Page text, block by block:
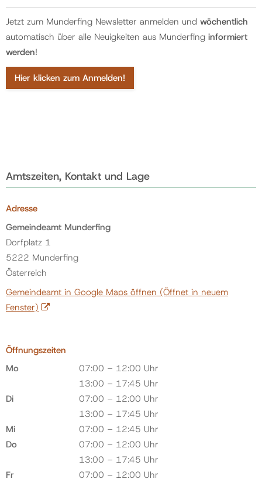
Jetzt zum Munderfing Newsletter anmelden und wöchentlich
automatisch über alle Neuigkeiten aus Munderfing informiert
werden!
Hier klicken zum Anmelden!
Amtszeiten, Kontakt und Lage
Adresse
Gemeindeamt Munderfing
Dorfplatz 1
5222 Munderfing
Österreich
Gemeindeamt in Google Maps öffnen (Öffnet in neuem
Fenster)
Öffnungszeiten
Mo
07:00 – 12:00 Uhr
13:00 – 17:45 Uhr
Di
07:00 – 12:00 Uhr
13:00 – 17:45 Uhr
Mi
07:00 – 12:45 Uhr
Do
07:00 – 12:00 Uhr
13:00 – 17:45 Uhr
Fr
07:00 – 12:00 Uhr